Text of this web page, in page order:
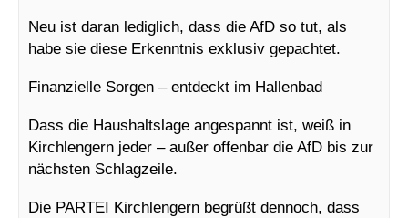
Neu ist daran lediglich, dass die AfD so tut, als
habe sie diese Erkenntnis exklusiv gepachtet.
Finanzielle Sorgen – entdeckt im Hallenbad
Dass die Haushaltslage angespannt ist, weiß in
Kirchlengern jeder – außer offenbar die AfD bis zur
nächsten Schlagzeile.
Die PARTEI Kirchlengern begrüßt dennoch, dass